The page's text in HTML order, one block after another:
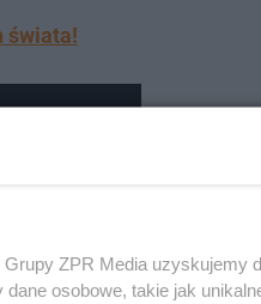
świata!
ZPR Media uzyskujemy
osobowe, takie jak